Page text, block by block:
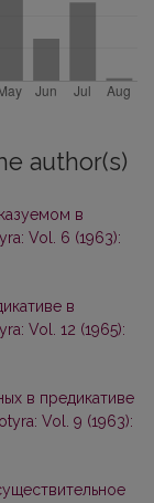
author(s)
в
Vol. 6 (1963):
в
Vol. 12 (1965):
в предикативе
Vol. 9 (1963):